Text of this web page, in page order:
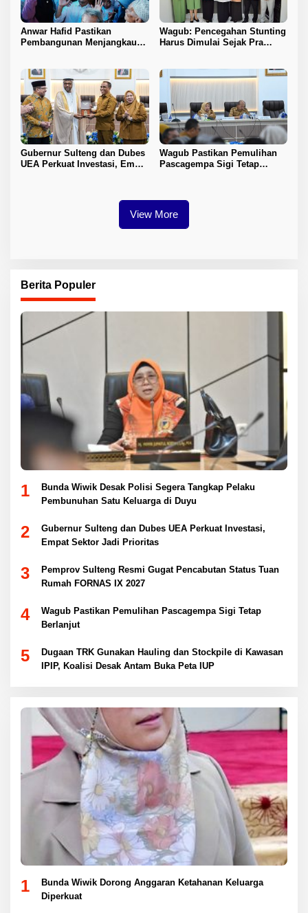
Anwar Hafid Pastikan
Pembangunan Menjangkau
Wagub: Pencegahan Stunting
Harus Dimulai Sejak Pra
Gubernur Sulteng dan Dubes
UEA Perkuat Investasi, Empat
Wagub Pastikan Pemulihan
Pascagempa Sigi Tetap
View More
Berita Populer
1
Bunda Wiwik Desak Polisi Segera Tangkap Pelaku
Pembunuhan Satu Keluarga di Duyu
2
Gubernur Sulteng dan Dubes UEA Perkuat Investasi,
Empat Sektor Jadi Prioritas
3
Pemprov Sulteng Resmi Gugat Pencabutan Status Tuan
Rumah FORNAS IX 2027
4
Wagub Pastikan Pemulihan Pascagempa Sigi Tetap
Berlanjut
5
Dugaan TRK Gunakan Hauling dan Stockpile di Kawasan
IPIP, Koalisi Desak Antam Buka Peta IUP
1
Bunda Wiwik Dorong Anggaran Ketahanan Keluarga
Diperkuat